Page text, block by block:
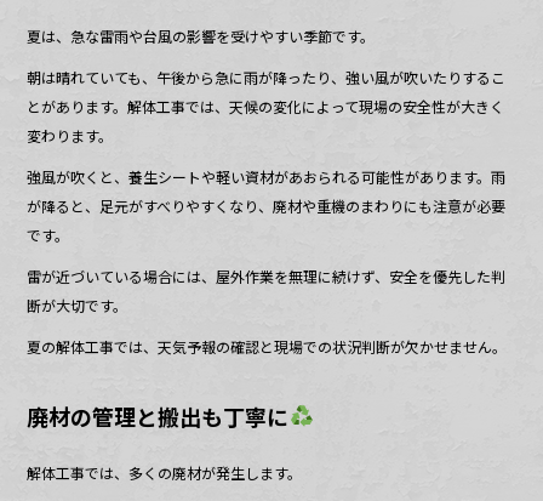
夏は、急な雷雨や台風の影響を受けやすい季節です。
朝は晴れていても、午後から急に雨が降ったり、強い風が吹いたりするこ
とがあります。解体工事では、天候の変化によって現場の安全性が大きく
変わります。
強風が吹くと、養生シートや軽い資材があおられる可能性があります。雨
が降ると、足元がすべりやすくなり、廃材や重機のまわりにも注意が必要
です。
雷が近づいている場合には、屋外作業を無理に続けず、安全を優先した判
断が大切です。
夏の解体工事では、天気予報の確認と現場での状況判断が欠かせません。
廃材の管理と搬出も丁寧に
解体工事では、多くの廃材が発生します。